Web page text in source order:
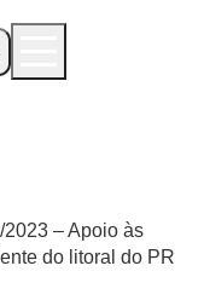
– Apoio às
do litoral do PR